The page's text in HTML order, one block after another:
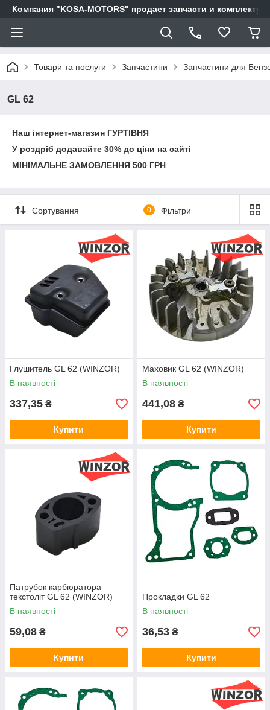
Компания "KOSA-MOTORS" продает запчасти и
Товари та послуги Запчастини Запчастини для
GL 62
Наш інтернет-магазин ГУРТІВНЯ
У роздріб додавайте 30% до ціни на сайті
МІНІМАЛЬНЕ ЗАМОВЛЕННЯ 500 ГРН
Сортування 0 Фільтри
Глушитель GL 62 (WINZOR)
В наявності
337,35 ₴
Купити
Маховик GL 62 (WINZOR)
В наявності
441,08 ₴
Купити
Патрубок карбюратора
текстоліт GL 62 (WINZOR)
В наявності
59,08 ₴
Купити
Прокладки GL 62
В наявності
36,53 ₴
Купити